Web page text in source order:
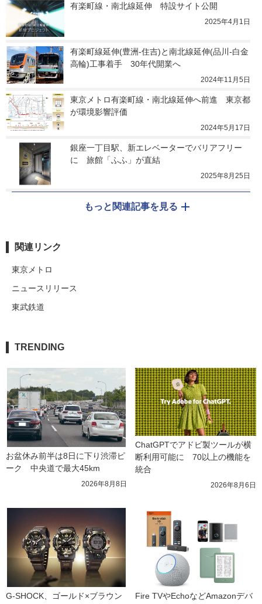
有楽町線・南北線延伸　特設サイト公開
2025年4月1日
有楽町線延伸(豊洲-住吉)と南北線延伸(品川-白金
高輪)工事着手　30年代開業へ
2024年11月5日
東京メトロ有楽町線・南北線延伸へ前進　東京都
が環境影響評価
2024年5月17日
銀座一丁目駅、新エレベーターでバリアフリー
に　旅館「ふふ」が直結
2025年8月25日
もっと関連記事を見る
関連リンク
東京メトロ
ニュースリリース
東武鉄道
TRENDING
お盆休み前半は8日に下り渋滞ピ
ーク　中央道で最大45km
2026年8月8日
ChatGPTでアドビ製ツールが横
断利用可能に　70以上の機能を
統合
2026年8月6日
G-SHOCK、ゴールド×ブラウン
Fire TVやEchoなどAmazonデバ